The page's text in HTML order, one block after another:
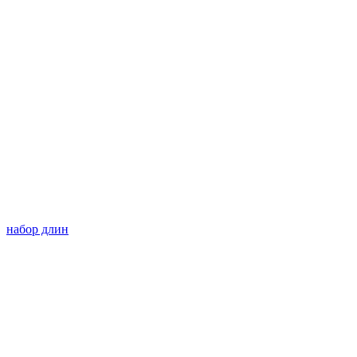
набор длин